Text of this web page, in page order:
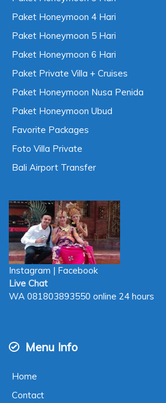
Paket Honeymoon 4 Hari
Paket Honeymoon 5 Hari
Paket Honeymoon 6 Hari
Paket Private Villa + Cruises
Paket Honeymoon Nusa Penida
Paket Honeymoon Ubud
Favorite Packages
Foto Villa Private
Bali Airport Transfer
Instagram | Facebook
Live Chat
WA 081803893550 online 24 hours
Menu Info
Home
Contact